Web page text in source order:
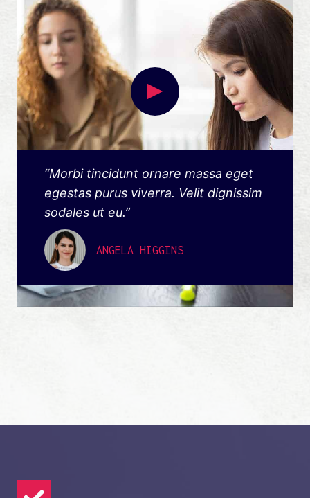
“Morbi tincidunt ornare massa eget
egestas purus viverra. Velit dignissim
sodales ut eu.”
ANGELA HIGGINS